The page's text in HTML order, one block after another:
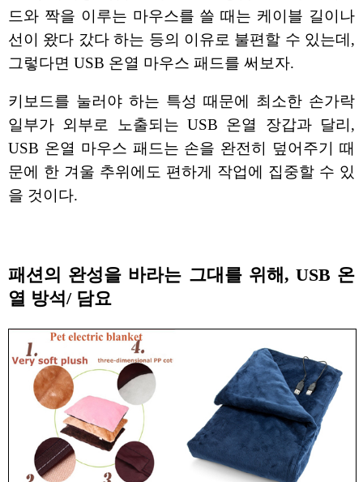
드와 짝을 이루는 마우스를 쓸 때는 케이블 길이나
선이 왔다 갔다 하는 등의 이유로 불편할 수 있는데,
그렇다면 USB 온열 마우스 패드를 써보자.
키보드를 눌러야 하는 특성 때문에 최소한 손가락
일부가 외부로 노출되는 USB 온열 장갑과 달리,
USB 온열 마우스 패드는 손을 완전히 덮어주기 때
문에 한 겨울 추위에도 편하게 작업에 집중할 수 있
을 것이다.
패션의 완성을 바라는 그대를 위해, USB 온
열 방석/ 담요